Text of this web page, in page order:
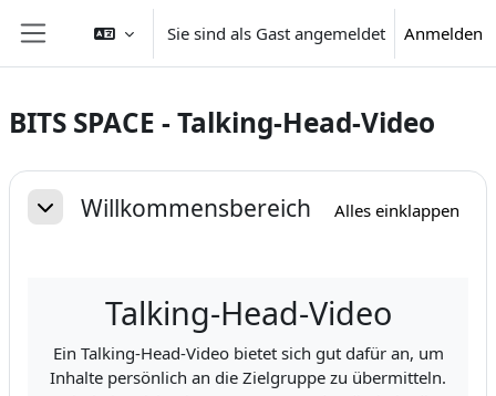
Website-Übersicht
Sie sind als Gast angemeldet Anmelden
BITS SPACE - Talking-Head-Video
Abschnittsübersicht
EinklappenWillkommensbereich Alles einklappen
Talking-Head-Video
Ein Talking-Head-Video bietet sich gut dafür an, um
Inhalte persönlich an die Zielgruppe zu übermitteln.